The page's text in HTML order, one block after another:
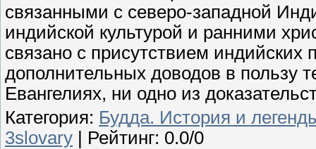
связанными с северо-западной
индийской культурой и ранними
связано с присутствием
дополнительных доводов в пользу
Евангелиях, ни одно из
Категория: Будда. История и
3slovary
Рейтинг: 0.0/0